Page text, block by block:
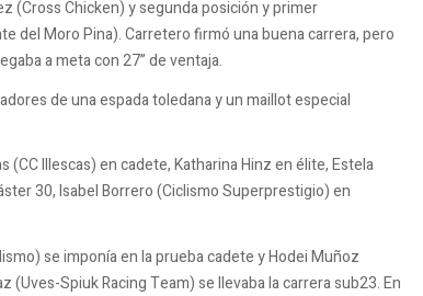
(Cross Chicken) y segunda posición y primer
del Moro Pina). Carretero firmó una buena carrera, pero
a meta con 27” de ventaja.
de una espada toledana y un maillot especial
Illescas) en cadete, Katharina Hinz en élite, Estela
30, Isabel Borrero (Ciclismo Superprestigio) en
se imponía en la prueba cadete y Hodei Muñoz
Spiuk Racing Team) se llevaba la carrera sub23. En